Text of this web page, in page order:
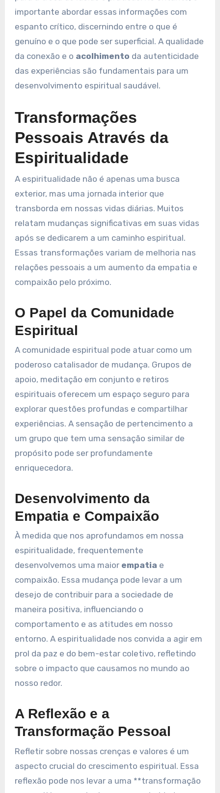
importante abordar essas informações com
espanto crítico, discernindo entre o que é
genuíno e o que pode ser superficial. A qualidade
da conexão e o acolhimento da autenticidade
das experiências são fundamentais para um
desenvolvimento espiritual saudável.
Transformações
Pessoais Através da
Espiritualidade
A espiritualidade não é apenas uma busca
exterior, mas uma jornada interior que
transborda em nossas vidas diárias. Muitos
relatam mudanças significativas em suas vidas
após se dedicarem a um caminho espiritual.
Essas transformações variam de melhoria nas
relações pessoais a um aumento da empatia e
compaixão pelo próximo.
O Papel da Comunidade
Espiritual
A comunidade espiritual pode atuar como um
poderoso catalisador de mudança. Grupos de
apoio, meditação em conjunto e retiros
espirituais oferecem um espaço seguro para
explorar questões profundas e compartilhar
experiências. A sensação de pertencimento a
um grupo que tem uma sensação similar de
propósito pode ser profundamente
enriquecedora.
Desenvolvimento da
Empatia e Compaixão
À medida que nos aprofundamos em nossa
espiritualidade, frequentemente
desenvolvemos uma maior empatia e
compaixão. Essa mudança pode levar a um
desejo de contribuir para a sociedade de
maneira positiva, influenciando o
comportamento e as atitudes em nosso
entorno. A espiritualidade nos convida a agir em
prol da paz e do bem-estar coletivo, refletindo
sobre o impacto que causamos no mundo ao
nosso redor.
A Reflexão e a
Transformação Pessoal
Refletir sobre nossas crenças e valores é um
aspecto crucial do crescimento espiritual. Essa
reflexão pode nos levar a uma **transformação